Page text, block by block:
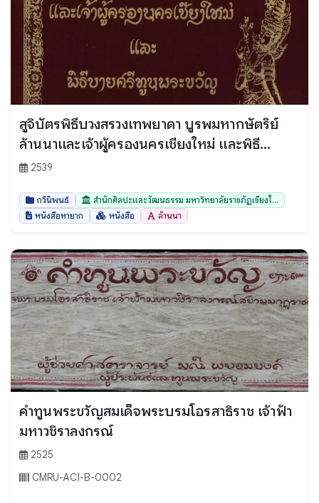
สูจิบัตรพิธีบวงสรวงเทพยาดา บูรพมหากษัตริย์
ล้านนาและเจ้าผู้ครองนครเชียงใหม่ และพิธี
บายศรีทูลพระขวัญ
2539
กวีนิพนธ์
สำนักศิลปะและวัฒนธรรม มหาวิทยาลัยราชภัฏเชียงใ...
หนังสือหายาก
หนังสือ ล้านนา
คำทูนพระขวัญสมเด็จพระบรมโอรสาธิราช เจ้าฟ้า
มหาวชิราลงกรณ์
2525
CMRU-ACI-B-0002